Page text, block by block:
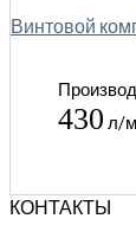
Винтовой
430 л/
КОНТАКТЫ